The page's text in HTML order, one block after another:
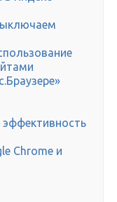
Chrome и